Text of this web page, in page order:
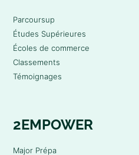
Parcoursup
Études Supérieures
Écoles de commerce
Classements
Témoignages
2EMPOWER
Major Prépa